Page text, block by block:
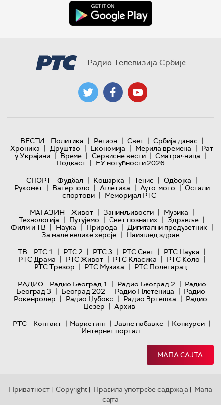
Радио Телевизија Србије
ВЕСТИ Политика | Регион | Свет | Србија данас |
Хроника | Друштво | Економија | Мерила времена | Рат
у Украјини | Време | Сервисне вести | Сматрачница |
Подкаст | ЕУ могућности 2026
СПОРТ
Фудбал | Кошарка | Тенис | Одбојка |
Рукомет | Ватерполо | Атлетика | Ауто-мото | Остали
спортови | Меморијал РТС
МАГАЗИН
Живот | Занимљивости | Музика |
Технологијa | Путујемо | Свет познатих | Здравље |
Филм и ТВ | Наука | Природа | Дигитални предузетник |
За мале велике хероје | Наизглед здрав
ТВ
РТС 1 | РТС 2 | РТС 3 | РТС Свет | РТС Наука |
РТС Драма | РТС Живот | РТС Класика | РТС Коло |
РТС Трезор | РТС Музика | РТС Полетарац
РАДИО
Радио Београд 1 | Радио Београд 2 | Радио
Београд 3 | Београд 202 | Радио Плетеница | Радио
Рокенролер | Радио Џубокс | Радио Вртешка | Радио
Џезер | Архив
РТС
Контакт | Маркетинг | Јавне набавке | Конкурси |
Интернет портал
МАПА САЈТА
Приватност | Copyright | Правила употребе садржаја | Мапа
сајта